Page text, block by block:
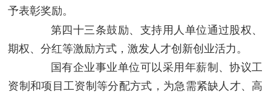
予表彰奖励。
第四十三条鼓励、支持用人单位通过股权、
期权、分红等激励方式，激发人才创新创业活力。
国有企业事业单位可以采用年薪制、协议工
资制和项目工资制等分配方式，为急需紧缺人才、高